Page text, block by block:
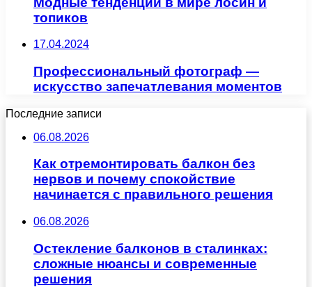
топиков
17.04.2024
Профессиональный фотограф —
искусство запечатлевания моментов
Последние записи
06.08.2026
Как отремонтировать балкон без
нервов и почему спокойствие
начинается с правильного решения
06.08.2026
Остекление балконов в сталинках:
сложные нюансы и современные
решения